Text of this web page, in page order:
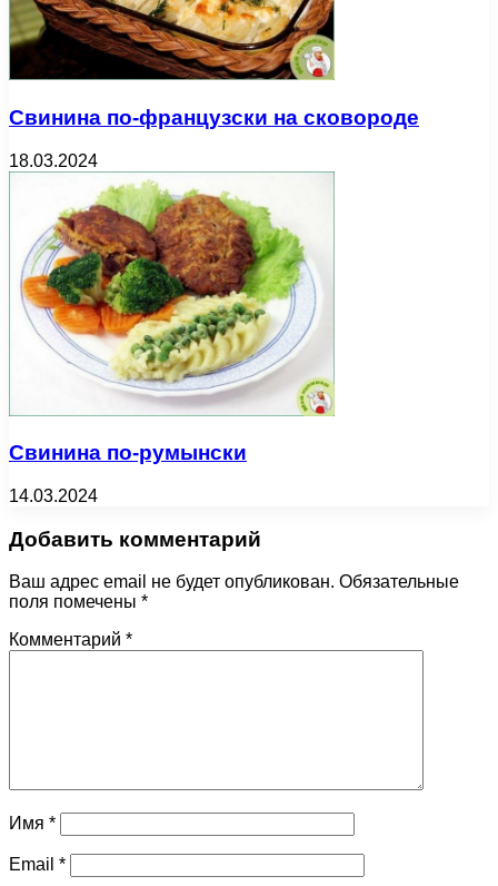
Свинина по-французски на сковороде
18.03.2024
Свинина по-румынски
14.03.2024
Добавить комментарий
Ваш адрес email не будет опубликован. Обязательные
поля помечены *
Комментарий *
Имя *
Email *